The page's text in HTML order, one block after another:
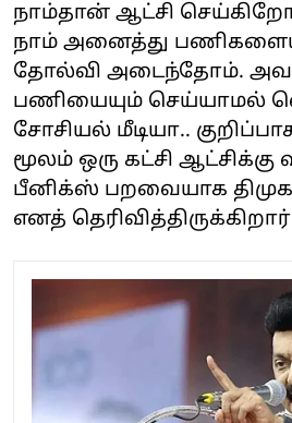
நாம்தான் ஆட்சி
நாம் அனைத்து
தோல்வி அடைந்தோம்.
பணியையும் செய்யாமல்
சோசியல் மீடியா..
மூலம் ஒரு கட்சி ஆட்சிக்கு
பீனிக்ஸ் பறவையாக
எனத்